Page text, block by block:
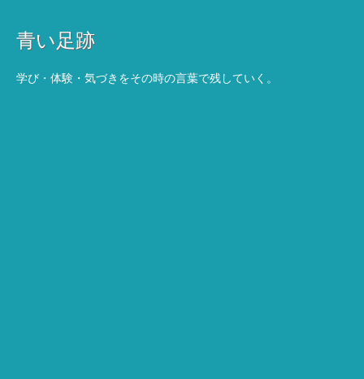
青い足跡
学び・体験・気づきをその時の言葉で残していく。